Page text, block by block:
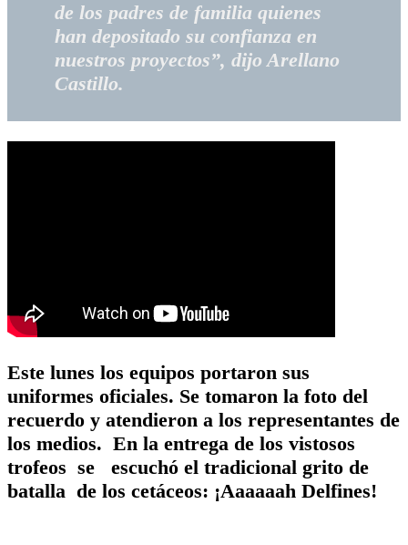
de los padres de familia quienes
han depositado su confianza en
nuestros proyectos”, dijo Arellano
Castillo.
Este lunes los equipos portaron sus
uniformes oficiales. Se tomaron la foto del
recuerdo y atendieron a los representantes de
los medios. En la entrega de los vistosos
trofeos se escuchó el tradicional grito de
batalla de los cetáceos: ¡Aaaaaah Delfines!